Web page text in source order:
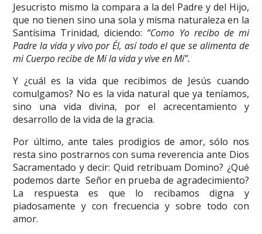
Jesucristo mismo la compara a la del Padre y del Hijo,
que no tienen sino una sola y misma naturaleza en la
Santísima Trinidad, diciendo: “Como Yo recibo de mi
Padre la vida y vivo por Él, así todo el que se alimenta de
mi Cuerpo recibe de Mí la vida y vive en Mí”.
Y ¿cuál es la vida que recibimos de Jesús cuando
comulgamos? No es la vida natural que ya teníamos,
sino una vida divina, por el acrecentamiento y
desarrollo de la vida de la gracia.
Por último, ante tales prodigios de amor, sólo nos
resta sino postrarnos con suma reverencia ante Dios
Sacramentado y decir: Quid retribuam Domino? ¿Qué
podemos darte Señor en prueba de agradecimiento?
La respuesta es que lo recibamos digna y
piadosamente y con frecuencia y sobre todo con
amor.